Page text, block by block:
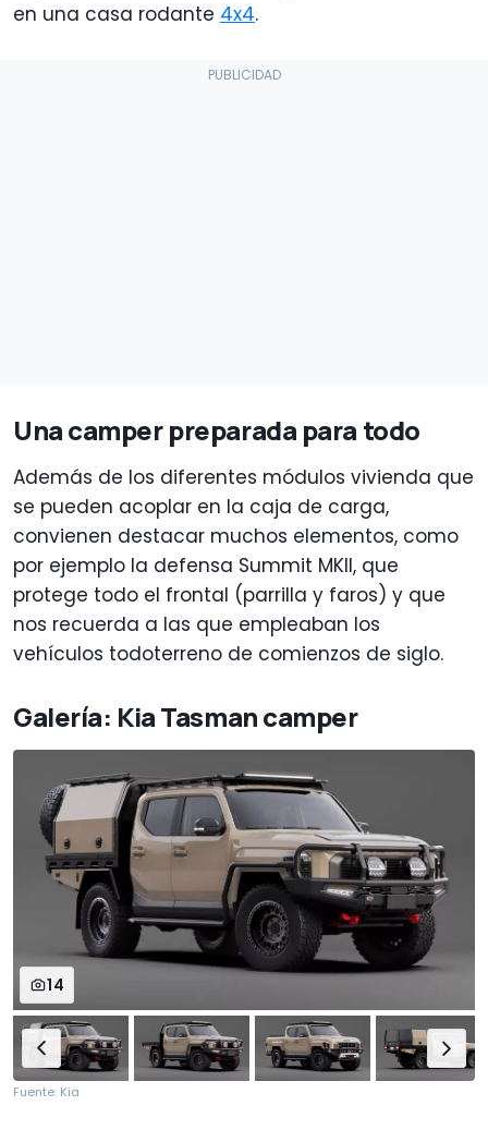
en una casa rodante 4x4.
Una camper preparada para todo
Además de los diferentes módulos vivienda que
se pueden acoplar en la caja de carga,
convienen destacar muchos elementos, como
por ejemplo la defensa Summit MKII, que
protege todo el frontal (parrilla y faros) y que
nos recuerda a las que empleaban los
vehículos todoterreno de comienzos de siglo.
Galería: Kia Tasman camper
14
Fuente: Kia